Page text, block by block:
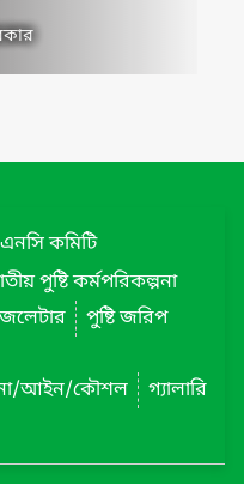
কমিটি
পুষ্টি কর্মপরিকল্পনা
পুষ্টি জরিপ
আইন/কৌশল
গ্যালারি